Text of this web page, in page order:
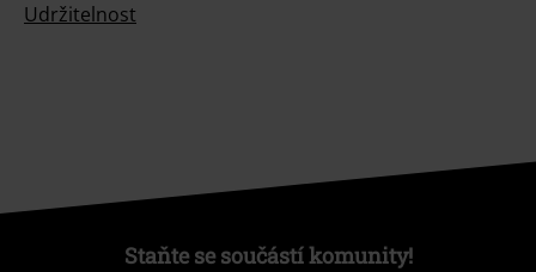
Udržitelnost
Staňte se součástí komunity!